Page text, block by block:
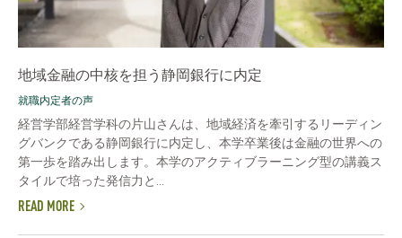
地域金融の中核を担う静岡銀行に内定
就職内定者の声
経営学部経営学科の片山さんは、地域経済を牽引するリーディン
グバンクである静岡銀行に内定し、本学卒業後は金融の世界への
第一歩を踏み出します。本学のアクティブラーニング型の講義ス
タイルで培った発信力と...
READ MORE